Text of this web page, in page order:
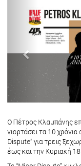
Ο Πέτρος Κλαμπάνης
γιορτάσει τα 10
Dispute” για τρεις
έως και την Κυριακή 18